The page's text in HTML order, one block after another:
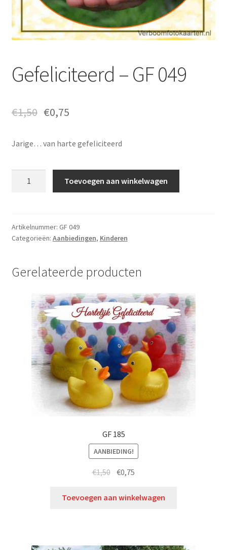
Gefeliciteerd – GF 049
€1,50 €0,75
Jarige… van harte gefeliciteerd
aantal
Toevoegen aan winkelwagen
Artikelnummer: GF 049
Categorieën: Aanbiedingen, Kinderen
Gerelateerde producten
GF 185
AANBIEDING!
€1,50 €0,75
Toevoegen aan winkelwagen